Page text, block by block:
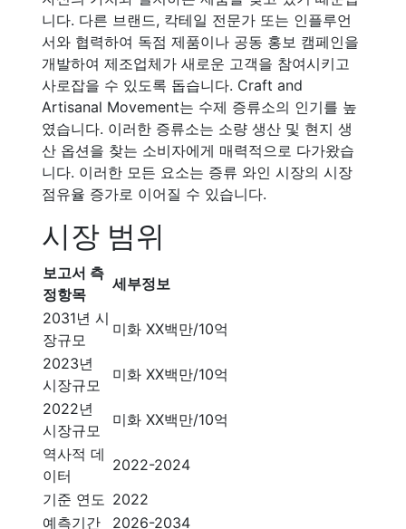
니다. 다른 브랜드, 칵테일 전문가 또는 인플루언
서와 협력하여 독점 제품이나 공동 홍보 캠페인을
개발하여 제조업체가 새로운 고객을 참여시키고
사로잡을 수 있도록 돕습니다. Craft and
Artisanal Movement는 수제 증류소의 인기를 높
였습니다. 이러한 증류소는 소량 생산 및 현지 생
산 옵션을 찾는 소비자에게 매력적으로 다가왔습
니다. 이러한 모든 요소는 증류 와인 시장의 시장
점유율 증가로 이어질 수 있습니다.
시장 범위
보고서 측
정항목
세부정보
2031년 시
장규모
미화 XX백만/10억
2023년
시장규모
미화 XX백만/10억
2022년
시장규모
미화 XX백만/10억
역사적 데
이터
2022-2024
기준 연도 2022
예측기간
2026-2034